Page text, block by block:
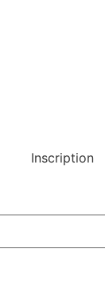
Inscription